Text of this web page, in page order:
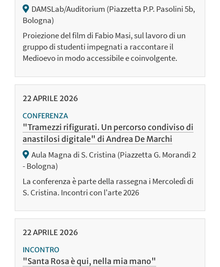
DAMSLab/Auditorium (Piazzetta P.P. Pasolini 5b,
Bologna)
Proiezione del film di Fabio Masi, sul lavoro di un
gruppo di studenti impegnati a raccontare il
Medioevo in modo accessibile e coinvolgente.
22APRILE 2026
CONFERENZA
"Tramezzi rifigurati. Un percorso condiviso di
anastilosi digitale" di Andrea De Marchi
Aula Magna di S. Cristina (Piazzetta G. Morandi 2
- Bologna)
La conferenza è parte della rassegna i Mercoledì di
S. Cristina. Incontri con l'arte 2026
22APRILE 2026
INCONTRO
"Santa Rosa è qui, nella mia mano"